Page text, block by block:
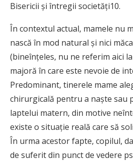
Bisericii şi întregii societăţi10.
În contextul actual, mamele nu
nască în mod natural şi nici
(bineînţeles, nu ne referim aici
majoră în care este nevoie de
Predominant, tinerele mame
chirurgicală pentru a naşte sau
laptelui matern, din motive
existe o situaţie reală care să
În urma acestor fapte, copilul,
de suferit din punct de vedere